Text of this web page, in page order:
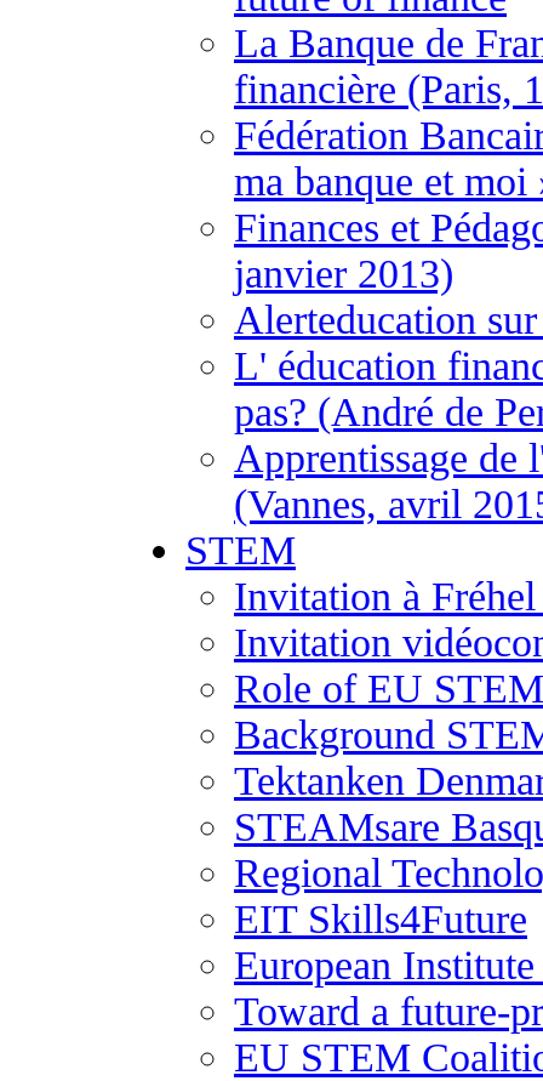
La Banque de
financière (Paris,
Fédération
ma banque et moi
Finances et
janvier 2013)
Alerteducation
L' éducation
pas? (André de
Apprentissage de
(Vannes, avril
STEM
Invitation à
Invitation
Role of EU
Background
Tektanken
STEAMsare
Regional
EIT Skills4Future
European
Toward a future-
EU STEM